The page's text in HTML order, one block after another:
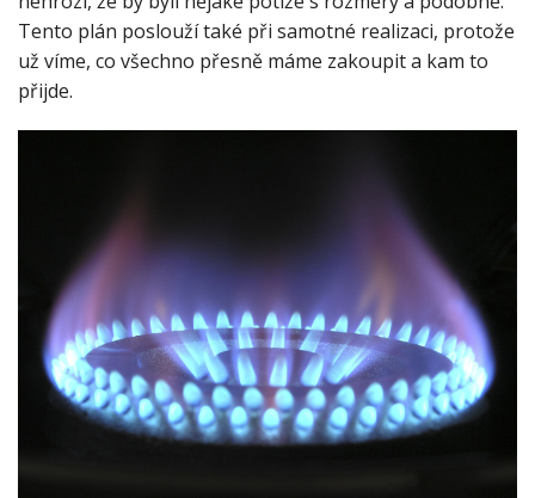
Tento plán poslouží také při samotné realizaci, protože
už víme, co všechno přesně máme zakoupit a kam to
přijde.